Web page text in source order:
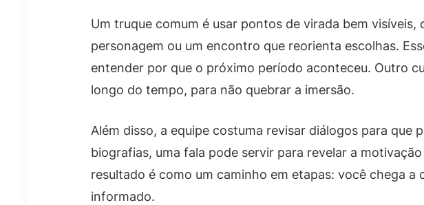
Um truque comum é usar pontos de virada bem
personagem ou um encontro que reorienta escolhas.
entender por que o próximo período aconteceu. Outro
longo do tempo, para não quebrar a imersão.
Além disso, a equipe costuma revisar diálogos para
biografias, uma fala pode servir para revelar a
resultado é como um caminho em etapas: você chega
informado.